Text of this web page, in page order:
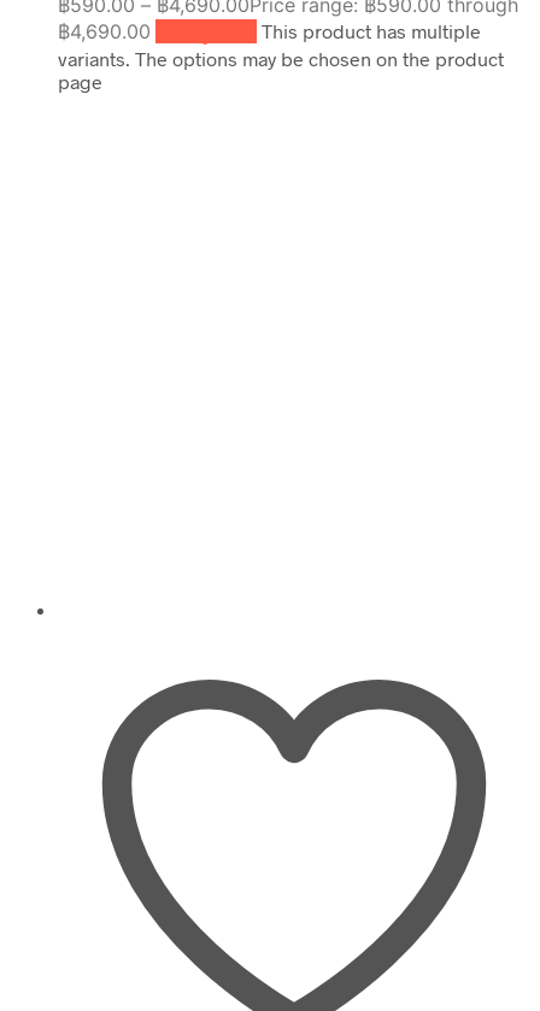
฿590.00 – ฿4,690.00Price range: ฿590.00 through
฿4,690.00
This product has multiple
variants. The options may be chosen on the product
page